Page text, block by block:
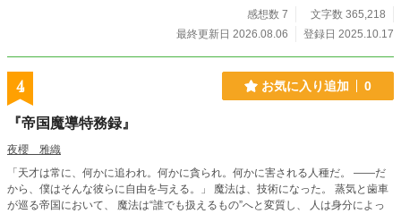
感想数 7
文字数 365,218
最終更新日 2026.08.06
登録日 2025.10.17
4 お気に入り追加 0
『帝国魔導特務録』
夜櫻 雅織
「天才は常に、何かに追われ。何かに貪られ。何かに害される人種だ。 ――だ
から、僕はそんな彼らに自由を与える。」 魔法は、技術になった。 蒸気と歯車
が巡る帝国において、 魔法は“誰でも扱えるもの”へと変質し、 人は身分によっ